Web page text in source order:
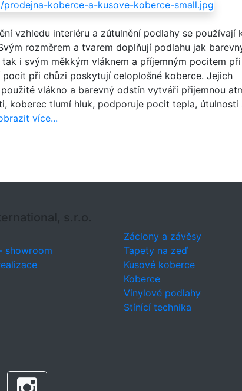
vzhledu interiéru a zútulnění podlahy se používají
rozměrem a tvarem doplňují podlahu jak
i svým měkkým vláknem a příjemným pocitem
pocit při chůzi poskytují celoplošné koberce. Jejich
vlákno a barevný odstín vytváří přijemnou
koberec tlumí hluk, podporuje pocit tepla, útulnosti
více...
s.r.o.
showroom
Záclony a závěsy
Tapety na zeď
Kusové koberce
Koberce
Vinylové podlahy
Stínící technika